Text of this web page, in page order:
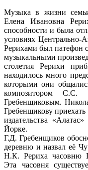
Музыка в жизни
Елена Ивановна
способности и была
условиях Центрально-
Рерихами был патефон
музыкальными
столетия Рерихи
находилось много
которыми они
композитором С.С.
Гребенщиковым.
Гребенщикову
издательства
Йорке.
Г.Д. Гребенщиков
деревню и назвал её
Н.К. Рериха часовню
Эта часовня